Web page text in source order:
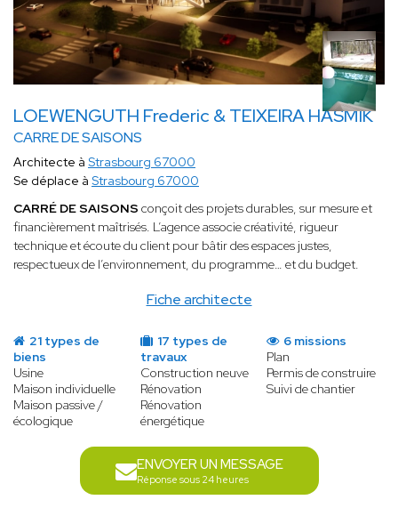
LOEWENGUTH Frederic & TEIXEIRA HASMIK
CARRE DE SAISONS
Fiche architecte
Architecte à Strasbourg 67000
Se déplace à Strasbourg 67000
CARRÉ DE SAISONS conçoit des projets durables, sur mesure et
financièrement maîtrisés. L’agence associe créativité, rigueur
technique et écoute du client pour bâtir des espaces justes,
respectueux de l’environnement, du programme… et du budget.
21 types de
biens
Usine
Maison individuelle
Maison passive /
écologique
17 types de
travaux
Construction neuve
Rénovation
Rénovation
énergétique
6 missions
Plan
Permis de construire
Suivi de chantier
ENVOYER UN MESSAGE
Réponse sous 24 heures